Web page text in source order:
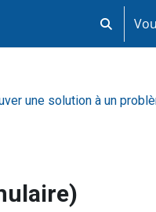
Activer/
une solution à un